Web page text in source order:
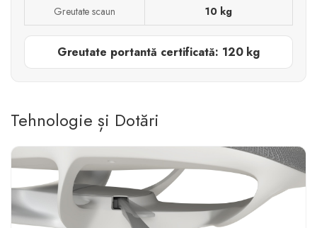
Greutate scaun
10 kg
Greutate portantă certificată: 120 kg
Tehnologie și Dotări